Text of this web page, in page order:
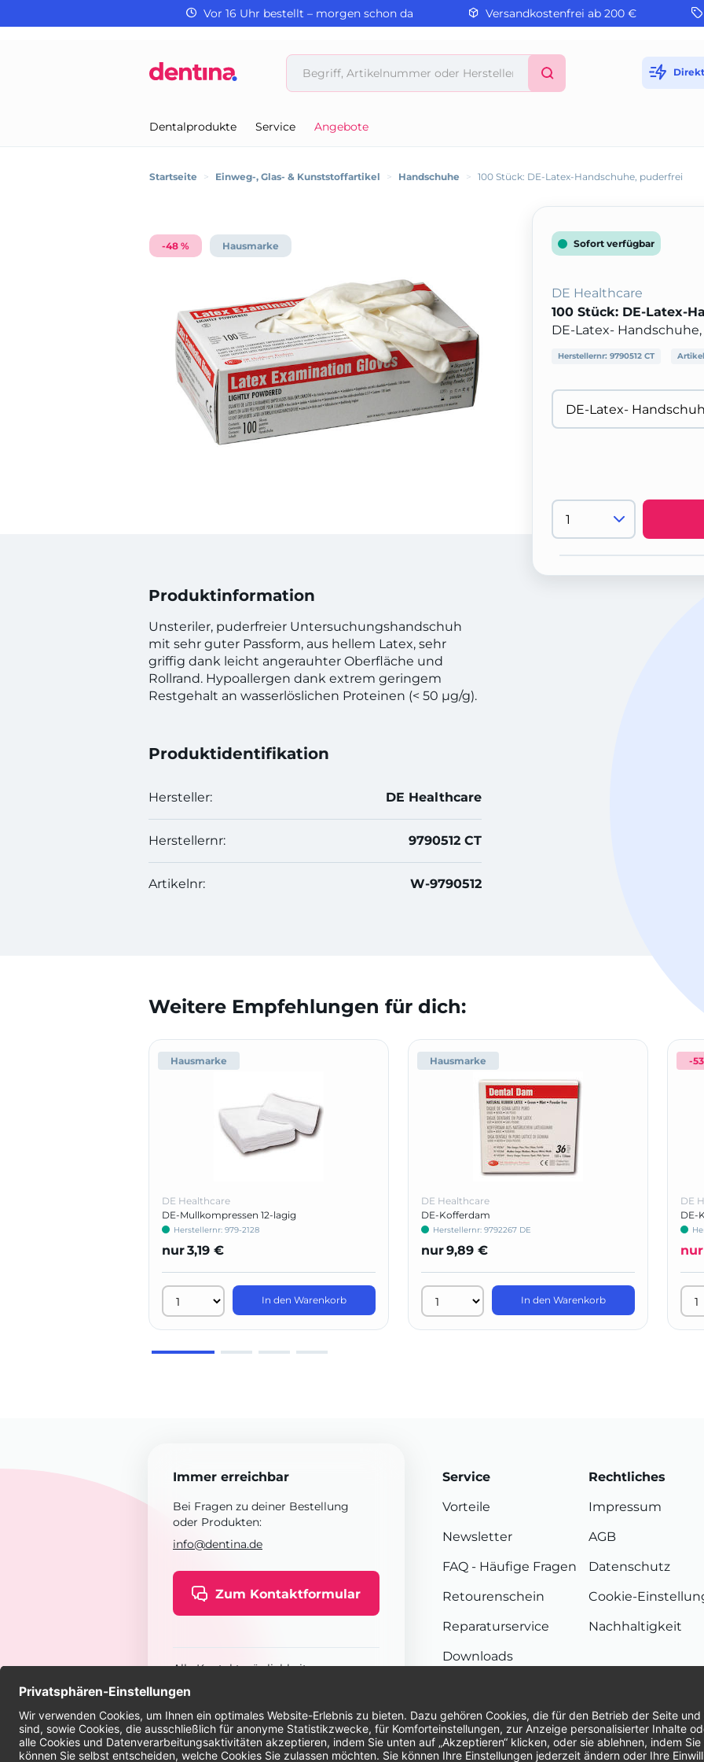
Vor 16 Uhr bestellt – morgen schon da Versandkostenfrei ab 200 €
Dentalprodukte Service Angebote
Startseite > Einweg-, Glas- & Kunststoffartikel > Handschuhe > 100 Stück: DE-Latex-Handschuhe, puderfrei
-48 % Hausmarke
Produktinformation
Unsteriler, puderfreier Untersuchungshandschuh
mit sehr guter Passform, aus hellem Latex, sehr
griffig dank leicht angerauhter Oberfläche und
Rollrand. Hypoallergen dank extrem geringem
Restgehalt an wasserlöslichen Proteinen (< 50 µg/g).
Produktidentifikation
Hersteller: DE Healthcare
Herstellernr: 9790512 CT
Artikelnr: W-9790512
Sofort verfügbar
DE Healthcare
100 Stück: DE-Latex-
DE-Latex-
Herstellernr: 9790512 CT
Weitere Empfehlungen für dich:
Hausmarke
DE Healthcare
DE-Mullkompressen 12-lagig
Herstellernr: 979-2128
nur3,19 €
In den Warenkorb
Hausmarke
DE Healthcare
DE-Kofferdam
Herstellernr: 9792267 DE
nur9,89 €
In den Warenkorb
-
DE
DE-
nur
Immer erreichbar
Bei Fragen zu deiner Bestellung
oder Produkten:
info@dentina.de
Zum Kontaktformular
Alle Kontaktmöglichkeiten
Service
Vorteile
Newsletter
FAQ - Häufige Fragen
Retourenschein
Reparaturservice
Downloads
Rechtliches
Impressum
AGB
Datenschutz
Cookie-
Nachhaltigkeit